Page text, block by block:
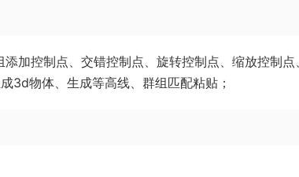
加控制点、交错控制点、旋转控制点、缩放控制
3d物体、生成等高线、群组匹配粘贴；